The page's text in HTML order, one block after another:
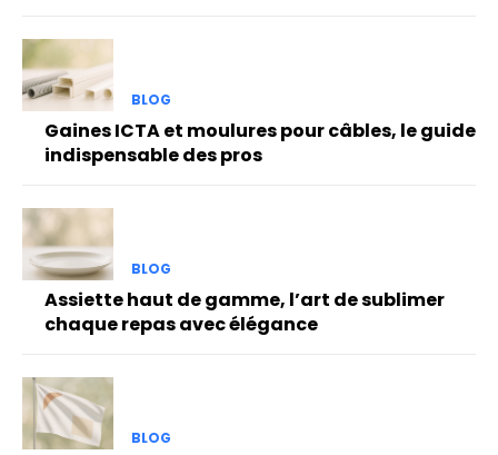
BLOG
Gaines ICTA et moulures pour câbles, le guide
indispensable des pros
BLOG
Assiette haut de gamme, l’art de sublimer
chaque repas avec élégance
BLOG